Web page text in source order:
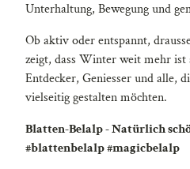
Unterhaltung, Bewegung und
Ob aktiv oder entspannt,
zeigt, dass Winter weit mehr
Entdecker, Geniesser und alle,
vielseitig gestalten möchten.
Blatten-Belalp - Natürlich
#blattenbelalp #magicbelalp